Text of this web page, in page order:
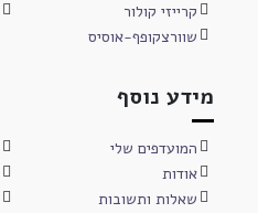
קרייזי קולור
שוורצקופף-אוסיס
מידע נוסף
המועדפים שלי
אודות
שאלות ותשובות